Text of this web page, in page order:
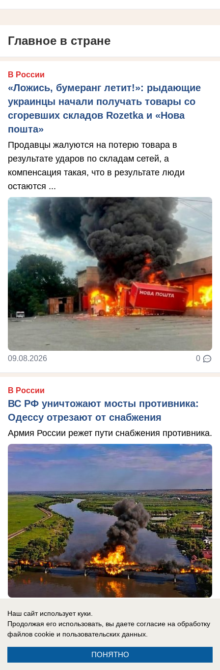
Главное в стране
В России
«Ложись, бумеранг летит!»: рыдающие
украинцы начали получать товары со
сгоревших складов Rozetka и «Нова
пошта»
Продавцы жалуются на потерю товара в
результате ударов по складам сетей, а
компенсация такая, что в результате люди
остаются ...
09.08.2026 0
В России
ВС РФ уничтожают мосты противника:
Одессу отрезают от снабжения
Армия России режет пути снабжения противника.
В России
Одесса в огне: ВС РФ уничтожают
украинские корабли и порты
Наш сайт использует куки.
Продолжая его использовать, вы даете согласие на обработку
файлов cookie и пользовательских данных.
ПОНЯТНО